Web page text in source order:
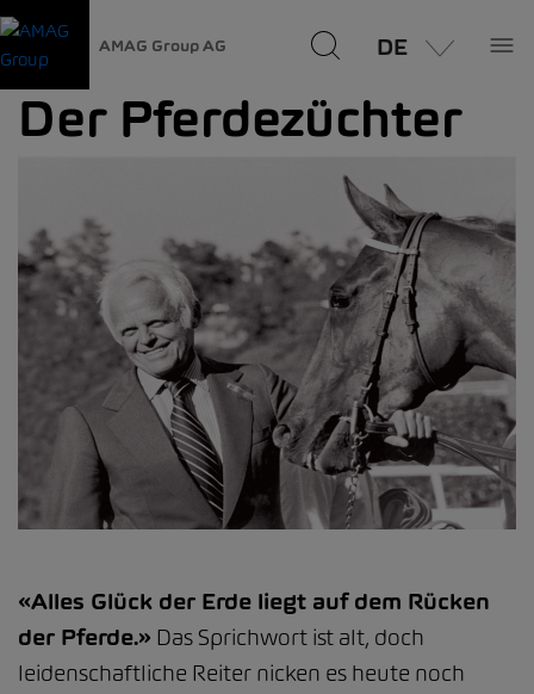
AMAG Group AG DE
Der Pferdezüchter
«Alles Glück der Erde liegt auf dem Rücken
der Pferde.» Das Sprichwort ist alt, doch
leidenschaftliche Reiter nicken es heute noch